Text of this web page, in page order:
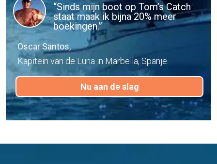
“Sinds mijn boot op Tom’s Catch
staat maak ik bijna 20% meer
boekingen.”
Oscar Santos,
Kapitein van de Luna in Marbella, Spanje.
Nu aan de slag